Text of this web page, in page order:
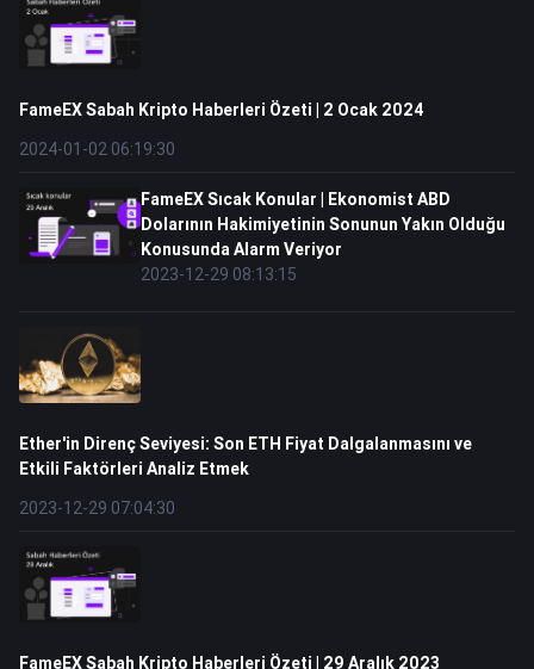
FameEX Sabah Kripto Haberleri Özeti | 2 Ocak 2024
2024-01-02 06:19:30
FameEX Sıcak Konular | Ekonomist ABD
Dolarının Hakimiyetinin Sonunun Yakın Olduğu
Konusunda Alarm Veriyor
2023-12-29 08:13:15
Ether'in Direnç Seviyesi: Son ETH Fiyat Dalgalanmasını ve
Etkili Faktörleri Analiz Etmek
2023-12-29 07:04:30
FameEX Sabah Kripto Haberleri Özeti | 29 Aralık 2023